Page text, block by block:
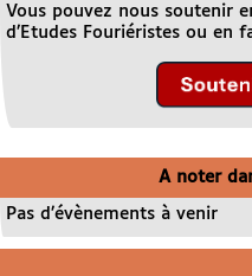
Vous pouvez nous soutenir
d’Etudes Fouriéristes ou en
A noter
Pas d’évènements à venir